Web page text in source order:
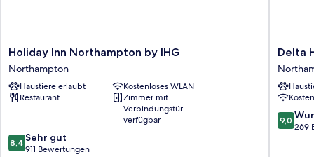
Holiday
Inn
Northampton
by
IHG
Holiday Inn Northampton by IHG
Northampton
Haustiere erlaubt
Kostenloses WLAN
Restaurant
Zimmer mit
Verbindungstür
verfügbar
8.4
von
8,4 Sehr gut
911 Bewertungen
Delta
Hotels
by
Marriott
Delta
9.0
von
9,0
269